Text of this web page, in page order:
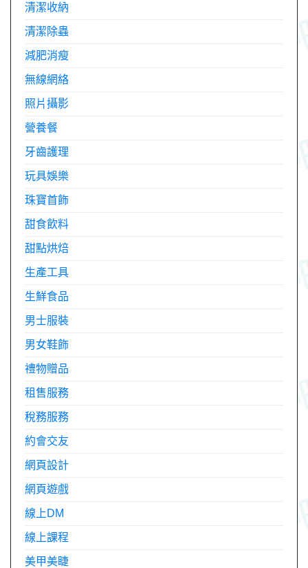
清潔收納
清潔除蟲
減肥消瘦
無線網絡
照片攝影
營養餐
牙齒護理
玩具娛樂
珠寶首飾
甜食飲料
甜點烘焙
生產工具
生鮮食品
男士服裝
男女鞋飾
禮物贈品
租售服務
稅務服務
約會交友
網頁設計
網頁遊戲
線上DM
線上課程
美甲美睫